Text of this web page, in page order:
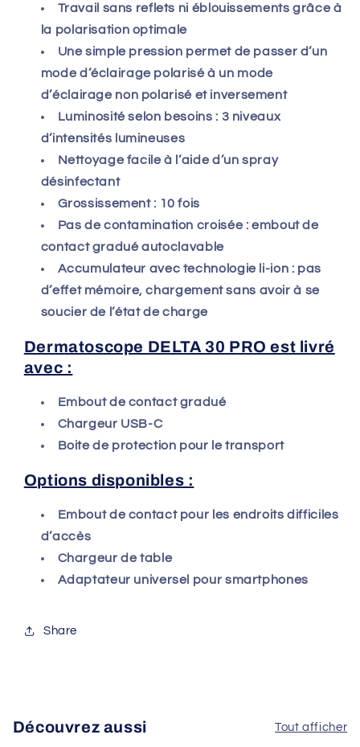
Travail sans reflets ni éblouissements grâce à
la polarisation optimale
Une simple pression permet de passer d’un
mode d’éclairage polarisé à un mode
d’éclairage non polarisé et inversement
Luminosité selon besoins : 3 niveaux
d’intensités lumineuses
Nettoyage facile à l’aide d’un spray
désinfectant
Grossissement : 10 fois
Pas de contamination croisée : embout de
contact gradué autoclavable
Accumulateur avec technologie li-ion : pas
d’effet mémoire, chargement sans avoir à se
soucier de l’état de charge
Dermatoscope DELTA 30 PRO est livré
avec :
Embout de contact gradué
Chargeur USB-C
Boite de protection pour le transport
Options disponibles :
Embout de contact pour les endroits difficiles
d’accès
Chargeur de table
Adaptateur universel pour smartphones
Share
Découvrez aussi Tout afficher